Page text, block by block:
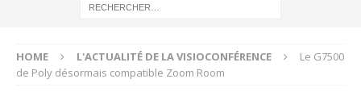
HOME L'ACTUALITÉ DE LA VISIOCONFÉRENCE
Le G7500
de Poly désormais compatible Zoom Room